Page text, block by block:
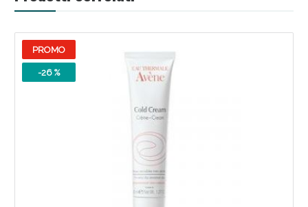
PROMO
-26 %
Scopri le offerte di Oggi